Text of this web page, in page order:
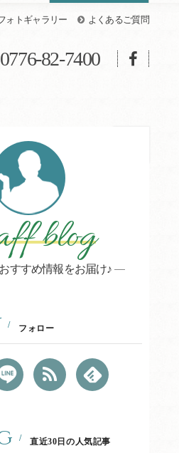
ォトギャラリー よくあるご質問
0776-82-7400
blog
すすめ情報をお届け♪
フォロー
直近30日の人気記事